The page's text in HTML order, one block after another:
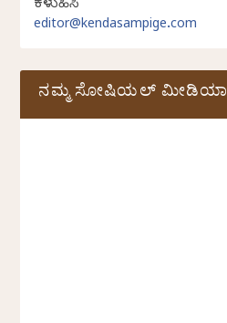
ಕಳುಹಿಸಿ
editor@kendasampige.com
ನಮ್ಮ ಸೋಷಿಯಲ್‌ ಮೀಡಿಯಾ